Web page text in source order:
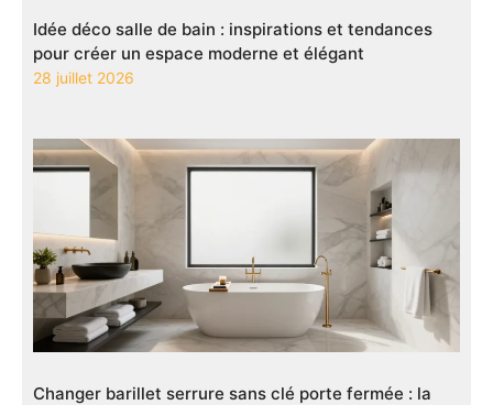
Idée déco salle de bain : inspirations et tendances
pour créer un espace moderne et élégant
28 juillet 2026
Changer barillet serrure sans clé porte fermée : la